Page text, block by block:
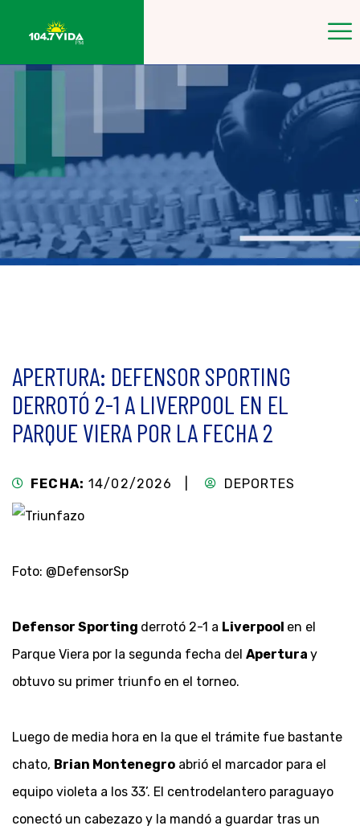
APERTURA: DEFENSOR SPORTING
DERROTÓ 2-1 A LIVERPOOL EN EL
PARQUE VIERA POR LA FECHA 2
FECHA: 14/02/2026 | DEPORTES
Foto: @DefensorSp
Defensor Sporting derrotó 2-1 a Liverpool en el
Parque Viera por la segunda fecha del Apertura y
obtuvo su primer triunfo en el torneo.
Luego de media hora en la que el trámite fue bastante
chato, Brian Montenegro abrió el marcador para el
equipo violeta a los 33’. El centrodelantero paraguayo
conectó un cabezazo y la mandó a guardar tras un